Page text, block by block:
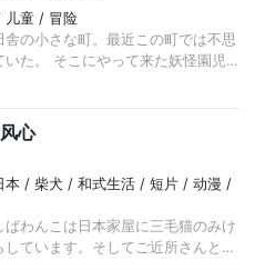
儿童 / 冒险
舎の小さな町。最近この町では不思
た。 そこにやって来た妖怪園児
心
本 / 柴犬 / 和式生活 / 短片 / 动漫 /
ばわんこは日本家屋に三毛猫のみけ
ています。そしてご近所さんと